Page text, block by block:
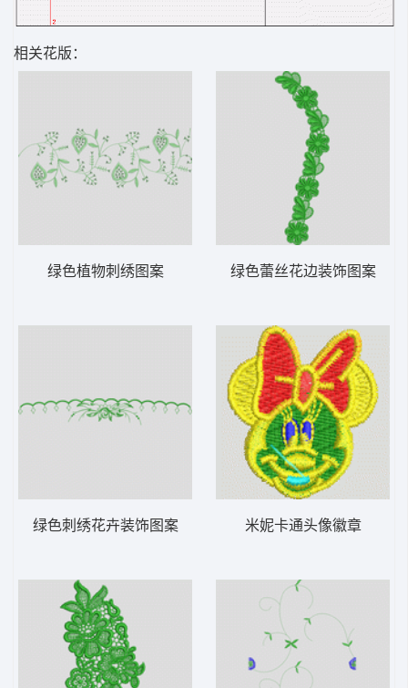
相关花版：
绿色植物刺绣图案
绿色刺绣花卉装饰图案
绿色蕾丝花边装饰图案
米妮卡通头像徽章